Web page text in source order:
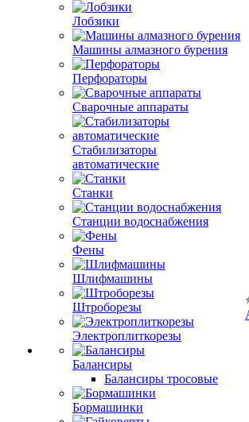
Лобзики
Машины алмазного бурения
Перфораторы
Сварочные аппараты
Стабилизаторы
автоматические
Станки
Станции водоснабжения
Фены
Шлифмашины
Штроборезы
Электроплиткорезы
Балансиры
Балансиры тросовые
Бормашинки